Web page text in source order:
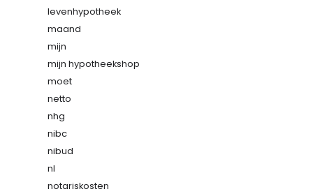
levenhypotheek
maand
mijn
mijn hypotheekshop
moet
netto
nhg
nibc
nibud
nl
notariskosten